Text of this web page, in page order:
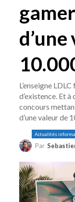
L’enseigne
d’existence. Et
concours
d’une valeur de
Actualités
Par